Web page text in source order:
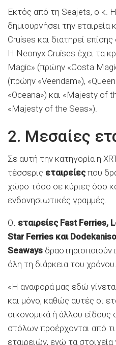
Εκτός από τη Seajets, ο κ.
δημιουργήσει την
Cruises και διατηρεί
Η Neonyx Cruises έχει τα
Magic» (πρώην «Costa
(πρώην «Veendam»),
«Oceana») και «Majesty of
«Majesty of the Seas»).
2. Μεσαίες
Σε αυτή την κατηγορία η
τέσσερις εταιρείεςπου
χώρο τόσο σε κύριες όσο
ενδονησιωτικές γραμμές.
Οι εταιρείες Fast Ferries,
Star Ferries και
Seaways
όλη τη διάρκεια του χρόνου.
«Η αναφορά μας εδώ
και μόνο, καθώς αυτές οι
οικονομικά ή άλλου είδους
στόλων προέρχονται από
εταιρειών, ενώ τα